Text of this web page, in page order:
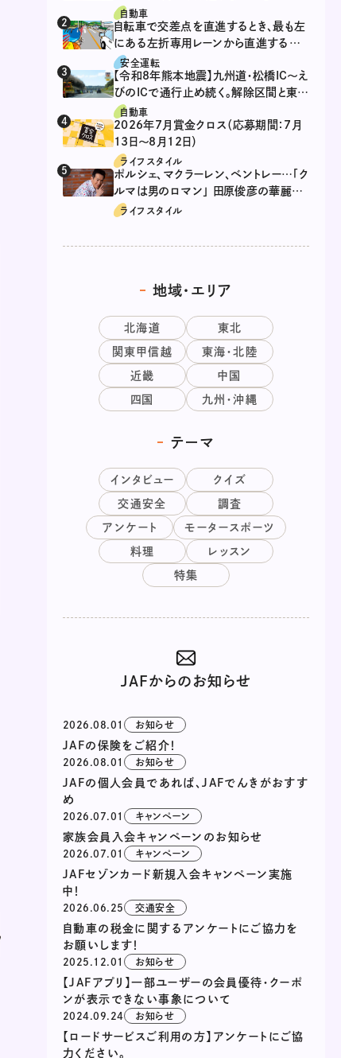
自動車
自転車で交差点を直進するとき、最も左
にある左折専用レーンから直進するの
は、違反？
安全運転
【令和8年熊本地震】九州道・松橋IC～え
びのICで通行止め続く。解除区間と東九
州道の迂回ルート
自動車
2026年7月賞金クロス（応募期間：7月
13日～8月12日）
ライフスタイル
ポルシェ、マクラーレン、ベントレー…「ク
ルマは男のロマン」 田原俊彦の華麗な
る愛車遍歴
ライフスタイル
地域・エリア
北海道 東北
関東甲信越 東海・北陸
近畿 中国
四国 九州・沖縄
テーマ
インタビュー クイズ
交通安全 調査
アンケート モータースポーツ
料理 レッスン
特集
JAFからのお知らせ
2026.08.01 お知らせ
JAFの保険をご紹介！
2026.08.01 お知らせ
JAFの個人会員であれば、JAFでんきがおすす
め
2026.07.01 キャンペーン
家族会員入会キャンペーンのお知らせ
2026.07.01 キャンペーン
JAFセゾンカード新規入会キャンペーン実施
中！
2026.06.25 交通安全
自動車の税金に関するアンケートにご協力を
お願いします！
2025.12.01 お知らせ
【JAFアプリ】一部ユーザーの会員優待・クーポ
ンが表示できない事象について
2024.09.24 お知らせ
【ロードサービスご利用の方】アンケートにご協
力ください。